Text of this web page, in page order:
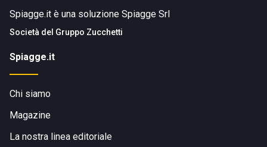
Spiagge.it è una soluzione Spiagge Srl
Società del Gruppo Zucchetti
Spiagge.it
Chi siamo
Magazine
La nostra linea editoriale